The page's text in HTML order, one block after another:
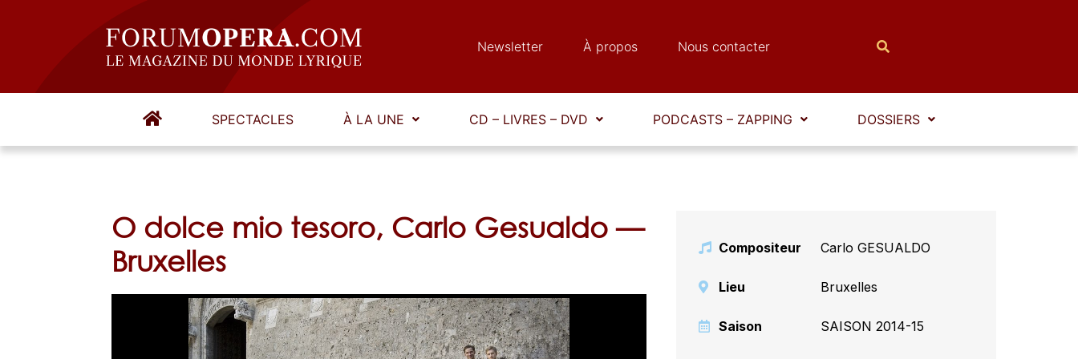
Newsletter À propos Nous contacter
SPECTACLES À LA UNE CD – LIVRES – DVD PODCASTS – ZAPPING DOSSIERS
O dolce mio tesoro, Carlo Gesualdo —
Bruxelles
Compositeur Carlo GESUALDO
Lieu Bruxelles
Saison SAISON 2014-15